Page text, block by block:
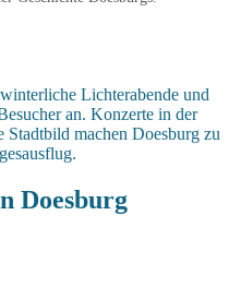
Lichterabende und
an. Konzerte in der
machen Doesburg zu
Doesburg